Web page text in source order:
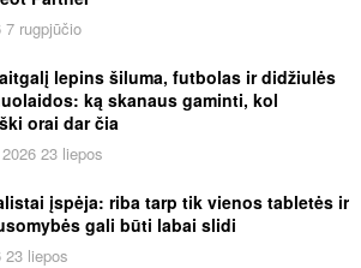
7 rugpjūčio
lepins šiluma, futbolas ir didžiulės
ką skanaus gaminti, kol
orai dar čia
2026 23 liepos
įspėja: riba tarp tik vienos tabletės ir
gali būti labai slidi
23 liepos